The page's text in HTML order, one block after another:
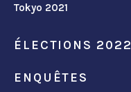
Tokyo 2021
ÉLECTIONS 2022
ENQUÊTES